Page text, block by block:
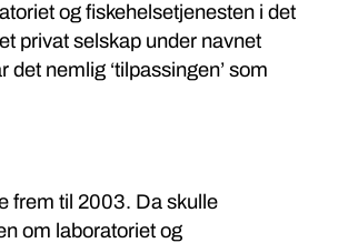
og fiskehelsetjenesten i det
privat selskap under navnet
nemlig ‘tilpassingen’ som
frem til 2003. Da skulle
om laboratoriet og